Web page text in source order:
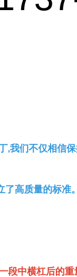
,我们不仅相信
了高质量的标准
段中横杠后的